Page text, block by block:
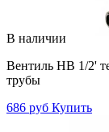
В наличии
Вентиль НВ 1/2'
трубы
686 руб Купить